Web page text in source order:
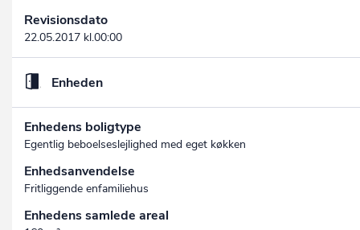
Revisionsdato
22.05.2017 kl.00:00
Enheden
Enhedens boligtype
Egentlig beboelseslejlighed med eget køkken
Enhedsanvendelse
Fritliggende enfamiliehus
Enhedens samlede areal